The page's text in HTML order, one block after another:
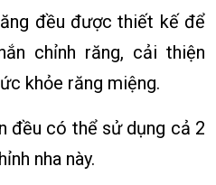
đều được thiết kế để
chỉnh răng, cải thiện
khỏe răng miệng.
đều có thể sử dụng cả 2
nha này.